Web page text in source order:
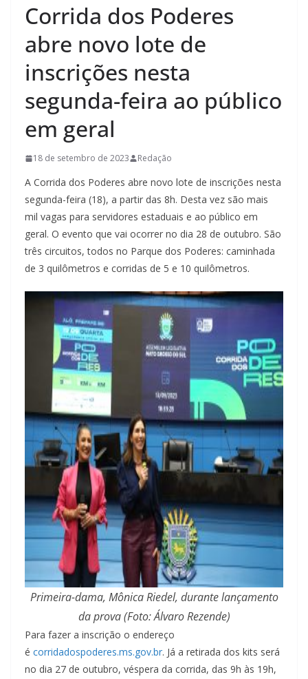
Corrida dos Poderes
abre novo lote de
inscrições nesta
segunda-feira ao público
em geral
18 de setembro de 2023 Redação
A Corrida dos Poderes abre novo lote de inscrições nesta
segunda-feira (18), a partir das 8h. Desta vez são mais
mil vagas para servidores estaduais e ao público em
geral. O evento que vai ocorrer no dia 28 de outubro. São
três circuitos, todos no Parque dos Poderes: caminhada
de 3 quilômetros e corridas de 5 e 10 quilômetros.
Primeira-dama, Mônica Riedel, durante lançamento
da prova (Foto: Álvaro Rezende)
Para fazer a inscrição o endereço
é corridadospoderes.ms.gov.br. Já a retirada dos kits será
no dia 27 de outubro, véspera da corrida, das 9h às 19h,